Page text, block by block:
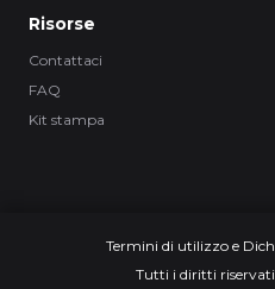
Risorse
Contattaci
FAQ
Kit stampa
Termini di utilizzo e
Tutti i diritti